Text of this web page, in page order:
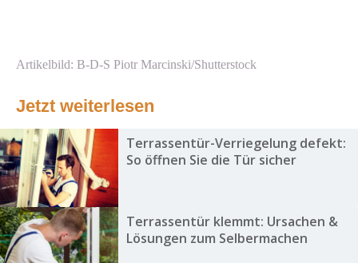
Artikelbild: B-D-S Piotr Marcinski/Shutterstock
Jetzt weiterlesen
Terrassentür-Verriegelung defekt:
So öffnen Sie die Tür sicher
Terrassentür klemmt: Ursachen &
Lösungen zum Selbermachen